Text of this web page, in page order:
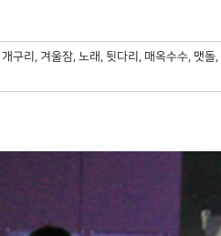
개구리 , 겨울잠, 노래 , 뒷다리 , 매옥수수, 맷돌,